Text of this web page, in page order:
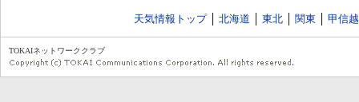
天気情報トップ│ 北海道 東北 関東 甲信越
TOKAIネットワーククラブ